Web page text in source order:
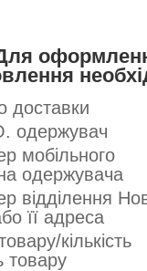
доставки
одержувач
мобільного
одержувача
відділення
її адреса
кількість
товару